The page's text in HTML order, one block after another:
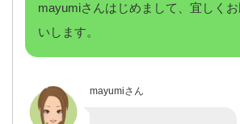
mayumiさんはじめまして、宜しく
いします。
mayumiさん